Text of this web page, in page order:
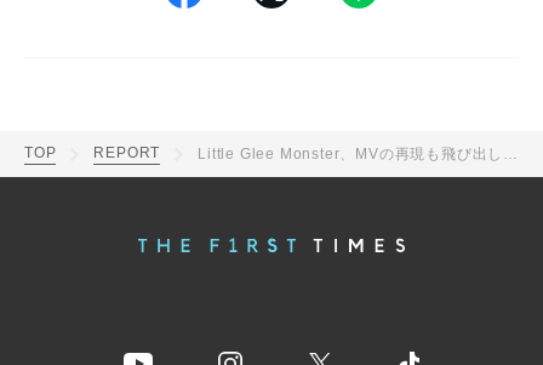
TOP REPORT